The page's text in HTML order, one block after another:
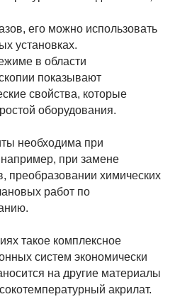
его можно использовать
установках.
в области
показывают
свойства, которые
оборудования.
необходима при
при замене
преобразовании химических
работ по
такое комплексное
систем экономически
на другие материалы
акрилат.